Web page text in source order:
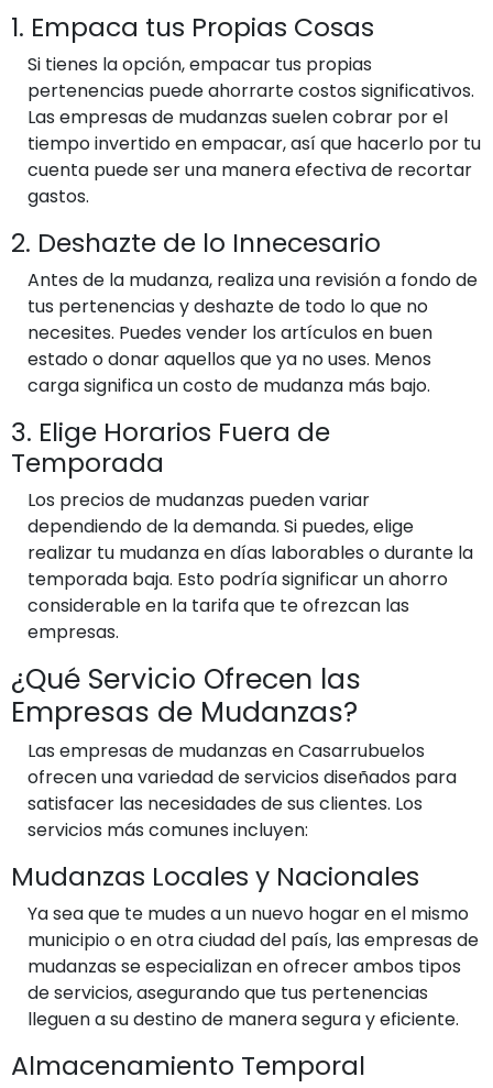
1. Empaca tus Propias Cosas
Si tienes la opción, empacar tus propias
pertenencias puede ahorrarte costos significativos.
Las empresas de mudanzas suelen cobrar por el
tiempo invertido en empacar, así que hacerlo por tu
cuenta puede ser una manera efectiva de recortar
gastos.
2. Deshazte de lo Innecesario
Antes de la mudanza, realiza una revisión a fondo de
tus pertenencias y deshazte de todo lo que no
necesites. Puedes vender los artículos en buen
estado o donar aquellos que ya no uses. Menos
carga significa un costo de mudanza más bajo.
3. Elige Horarios Fuera de
Temporada
Los precios de mudanzas pueden variar
dependiendo de la demanda. Si puedes, elige
realizar tu mudanza en días laborables o durante la
temporada baja. Esto podría significar un ahorro
considerable en la tarifa que te ofrezcan las
empresas.
¿Qué Servicio Ofrecen las
Empresas de Mudanzas?
Las empresas de mudanzas en Casarrubuelos
ofrecen una variedad de servicios diseñados para
satisfacer las necesidades de sus clientes. Los
servicios más comunes incluyen:
Mudanzas Locales y Nacionales
Ya sea que te mudes a un nuevo hogar en el mismo
municipio o en otra ciudad del país, las empresas de
mudanzas se especializan en ofrecer ambos tipos
de servicios, asegurando que tus pertenencias
lleguen a su destino de manera segura y eficiente.
Almacenamiento Temporal